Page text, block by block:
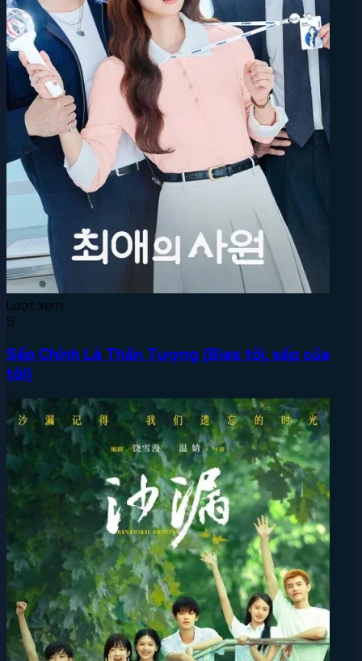
Lượt xem:
5
Sếp Chính Là Thần Tượng (Bias tôi, sếp của
tôi)